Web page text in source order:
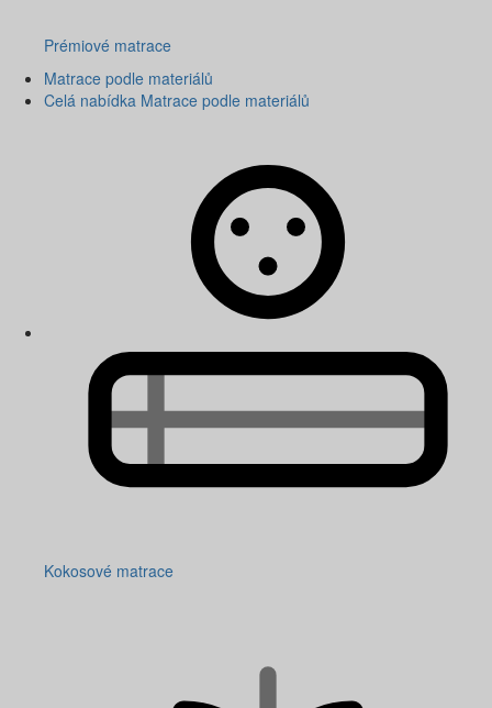
Prémiové matrace
Matrace podle materiálů
Celá nabídka Matrace podle materiálů
Kokosové matrace